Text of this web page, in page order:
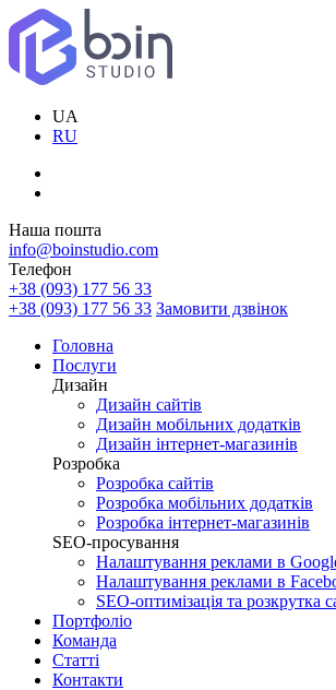
UA
RU
Наша пошта
info@boinstudio.com
Телефон
+38 (093) 177 56 33
+38 (093) 177 56 33 Замовити дзвінок
Головна
Послуги
Дизайн
Дизайн сайтів
Дизайн мобільних додатків
Дизайн інтернет-магазинів
Розробка
Розробка сайтів
Розробка мобільних додатків
Розробка інтернет-магазинів
SEO-просування
Налаштування реклами в
Налаштування реклами в
SEO-оптимізація та розкрутка
Портфоліо
Команда
Статті
Контакти